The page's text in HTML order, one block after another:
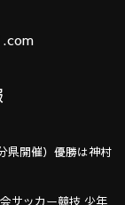
県開催）優勝は神村